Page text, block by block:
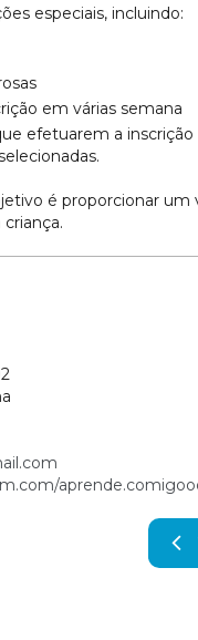
especiais, incluindo:
em várias semana
efetuarem a inscrição
é proporcionar